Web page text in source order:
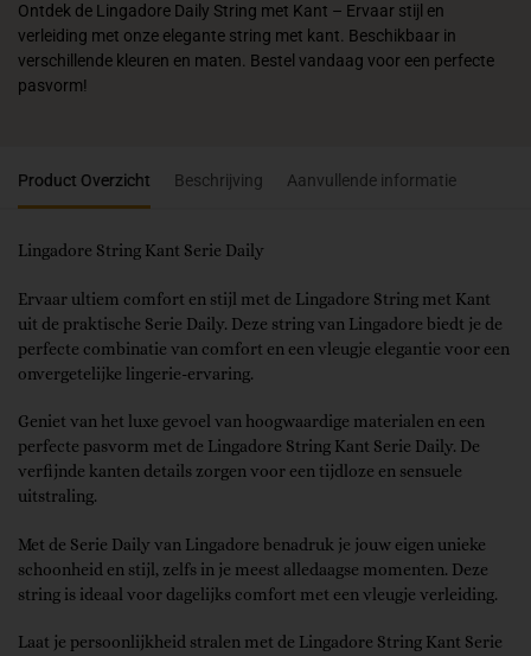
Ontdek de Lingadore Daily String met Kant – Ervaar stijl en
verleiding met onze elegante string met kant. Beschikbaar in
verschillende kleuren en maten. Bestel vandaag voor een perfecte
pasvorm!
Product Overzicht Beschrijving Aanvullende informatie
Lingadore String Kant Serie Daily
Ervaar ultiem comfort en stijl met de Lingadore String met Kant
uit de praktische Serie Daily. Deze string van Lingadore biedt je de
perfecte combinatie van comfort en een vleugje elegantie voor een
onvergetelijke lingerie-ervaring.
Geniet van het luxe gevoel van hoogwaardige materialen en een
perfecte pasvorm met de Lingadore String Kant Serie Daily. De
verfijnde kanten details zorgen voor een tijdloze en sensuele
uitstraling.
Met de Serie Daily van Lingadore benadruk je jouw eigen unieke
schoonheid en stijl, zelfs in je meest alledaagse momenten. Deze
string is ideaal voor dagelijks comfort met een vleugje verleiding.
Laat je persoonlijkheid stralen met de Lingadore String Kant Serie